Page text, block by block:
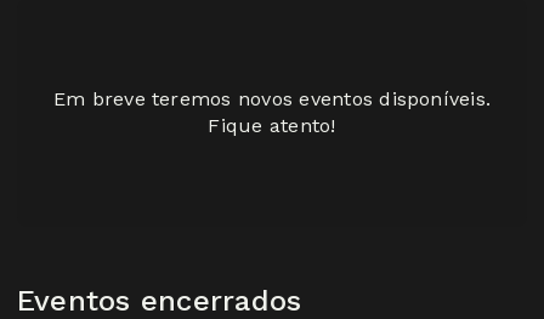
Em breve teremos novos eventos disponíveis.
Fique atento!
Eventos encerrados